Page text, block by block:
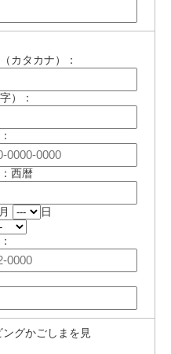
カタカナ）：
）：
西暦
月
日
ングかごしまを見